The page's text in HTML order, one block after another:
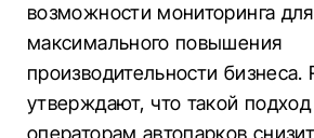
возможности мониторинга для
максимального повышения
производительности бизнеса.
утверждают, что такой
операторам автопарков